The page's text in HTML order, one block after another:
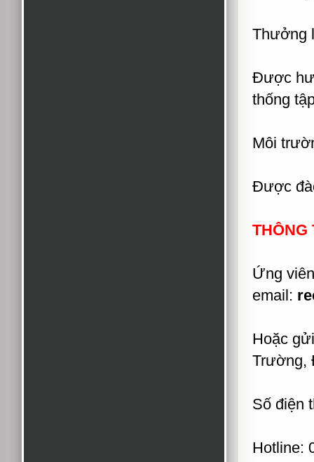
Thưởng
Được
thống
Môi
Được
THÔNG
Ứng
email:
Hoặc
Trường,
Số điện
Hotline: